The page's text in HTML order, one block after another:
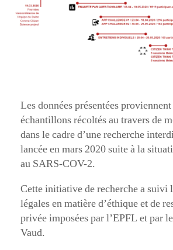
Les données présentées
échantillons récoltés au travers de
dans le cadre d’une recherche
lancée en mars 2020 suite à la
au SARS-COV-2.
Cette initiative de recherche a suivi
légales en matière d’éthique et de
privée imposées par l’EPFL et par
Vaud.